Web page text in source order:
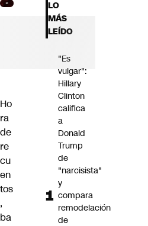
Ho
ra
de
re
cu
en
tos
,
ba
LO
MÁS
LEÍDO
"Es
vulgar":
Hillary
Clinton
califica
a
Donald
Trump
de
"narcisista"
y
compara
remodelación
de